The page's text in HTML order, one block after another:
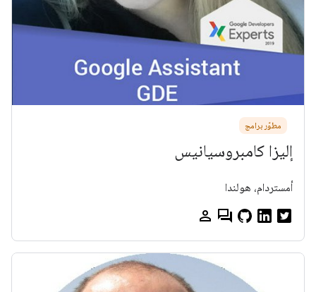
مطوّر برامج
إليزا كامبروسيانيس
أمستردام، هولندا